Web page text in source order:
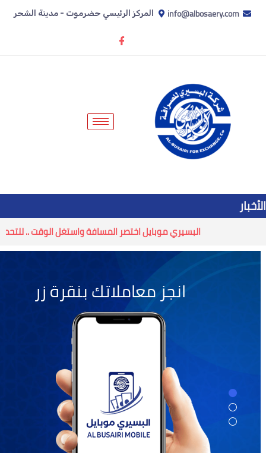
info@albosaery.com المركز الرئيسي حضرموت - مدينة الشحر
الأخبار
البسيري موبايل اختصر المسافة واستغل الوقت .. للتحميل انقر
انجز معاملاتك بنقرة زر